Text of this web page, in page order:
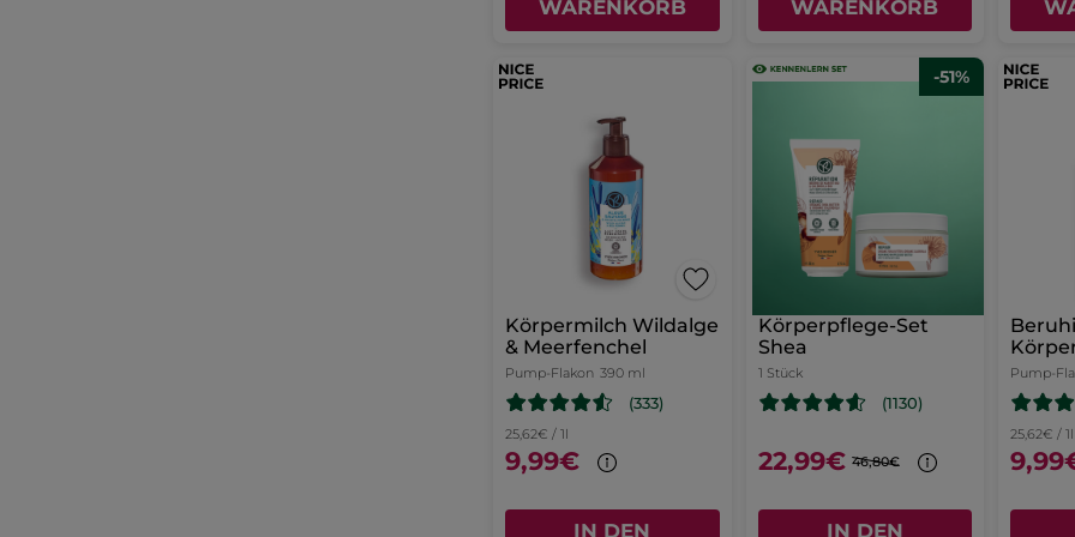
WARENKORB
WARENKORB
Körpermilch Wildalge
& Meerfenchel
Pump-Flakon 390 ml
(333)
25,62€ / 1l
9,99€
IN DEN
-51%
Körperpflege-Set
Shea
1 Stück
(1130)
22,99€ 46,80€
IN DEN
Pump-
25,62€ / 1l